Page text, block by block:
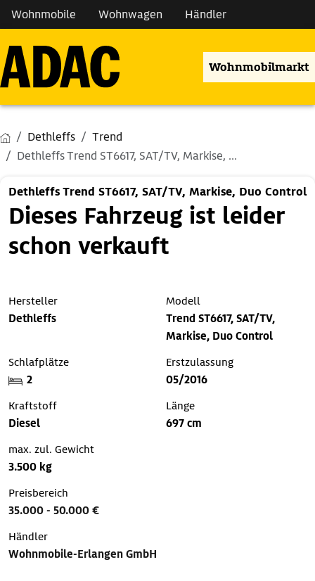
Wohnmobile Wohnwagen Händler
Wohnmobilmarkt
Dethleffs
Trend
Dethleffs Trend ST6617, SAT/TV, Markise, ...
Dethleffs Trend ST6617, SAT/TV, Markise, Duo Control
Dieses Fahrzeug ist leider
schon verkauft
Hersteller
Dethleffs
Modell
Trend ST6617, SAT/TV,
Markise, Duo Control
Schlafplätze
2
Erstzulassung
05/2016
Kraftstoff
Diesel
Länge
697 cm
max. zul. Gewicht
3.500 kg
Preisbereich
35.000 - 50.000 €
Händler
Wohnmobile-Erlangen GmbH